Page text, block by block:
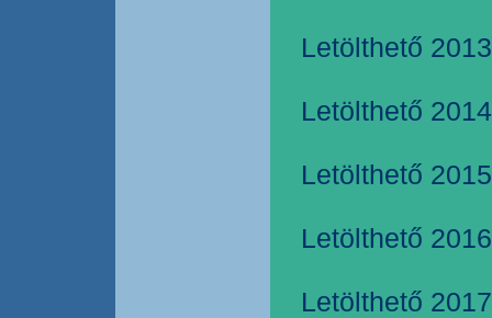
Letölthető
Letölthető
Letölthető
Letölthető
Letölthető